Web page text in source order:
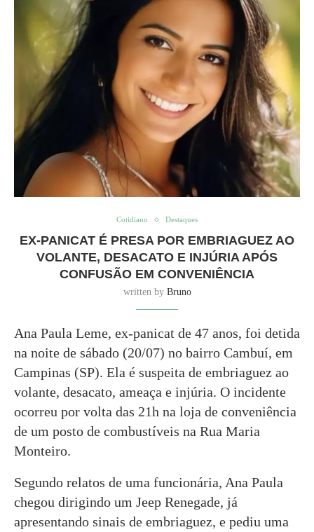
Cotidiano Destaques
EX-PANICAT É PRESA POR EMBRIAGUEZ AO
VOLANTE, DESACATO E INJÚRIA APÓS
CONFUSÃO EM CONVENIÊNCIA
written by Bruno
Ana Paula Leme, ex-panicat de 47 anos, foi detida
na noite de sábado (20/07) no bairro Cambuí, em
Campinas (SP). Ela é suspeita de embriaguez ao
volante, desacato, ameaça e injúria. O incidente
ocorreu por volta das 21h na loja de conveniência
de um posto de combustíveis na Rua Maria
Monteiro.
Segundo relatos de uma funcionária, Ana Paula
chegou dirigindo um Jeep Renegade, já
apresentando sinais de embriaguez, e pediu uma